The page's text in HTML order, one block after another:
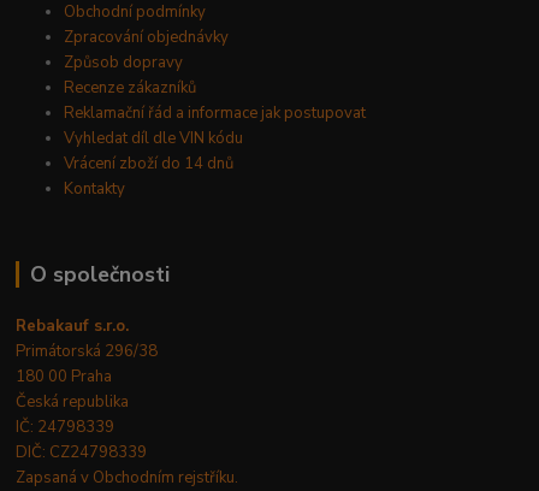
Obchodní podmínky
Zpracování objednávky
Způsob dopravy
Recenze zákazníků
Reklamační řád a informace jak postupovat
Vyhledat díl dle VIN kódu
Vrácení zboží do 14 dnů
Kontakty
O společnosti
Rebakauf s.r.o.
Primátorská 296/38
180 00 Praha
Česká republika
IČ: 24798339
DIČ: CZ24798339
Zapsaná v Obchodním rejstříku.